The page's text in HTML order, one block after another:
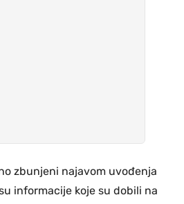
zbunjeni najavom uvođenja
informacije koje su dobili na